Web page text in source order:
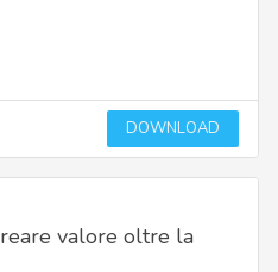
DOWNLOAD
valore oltre la